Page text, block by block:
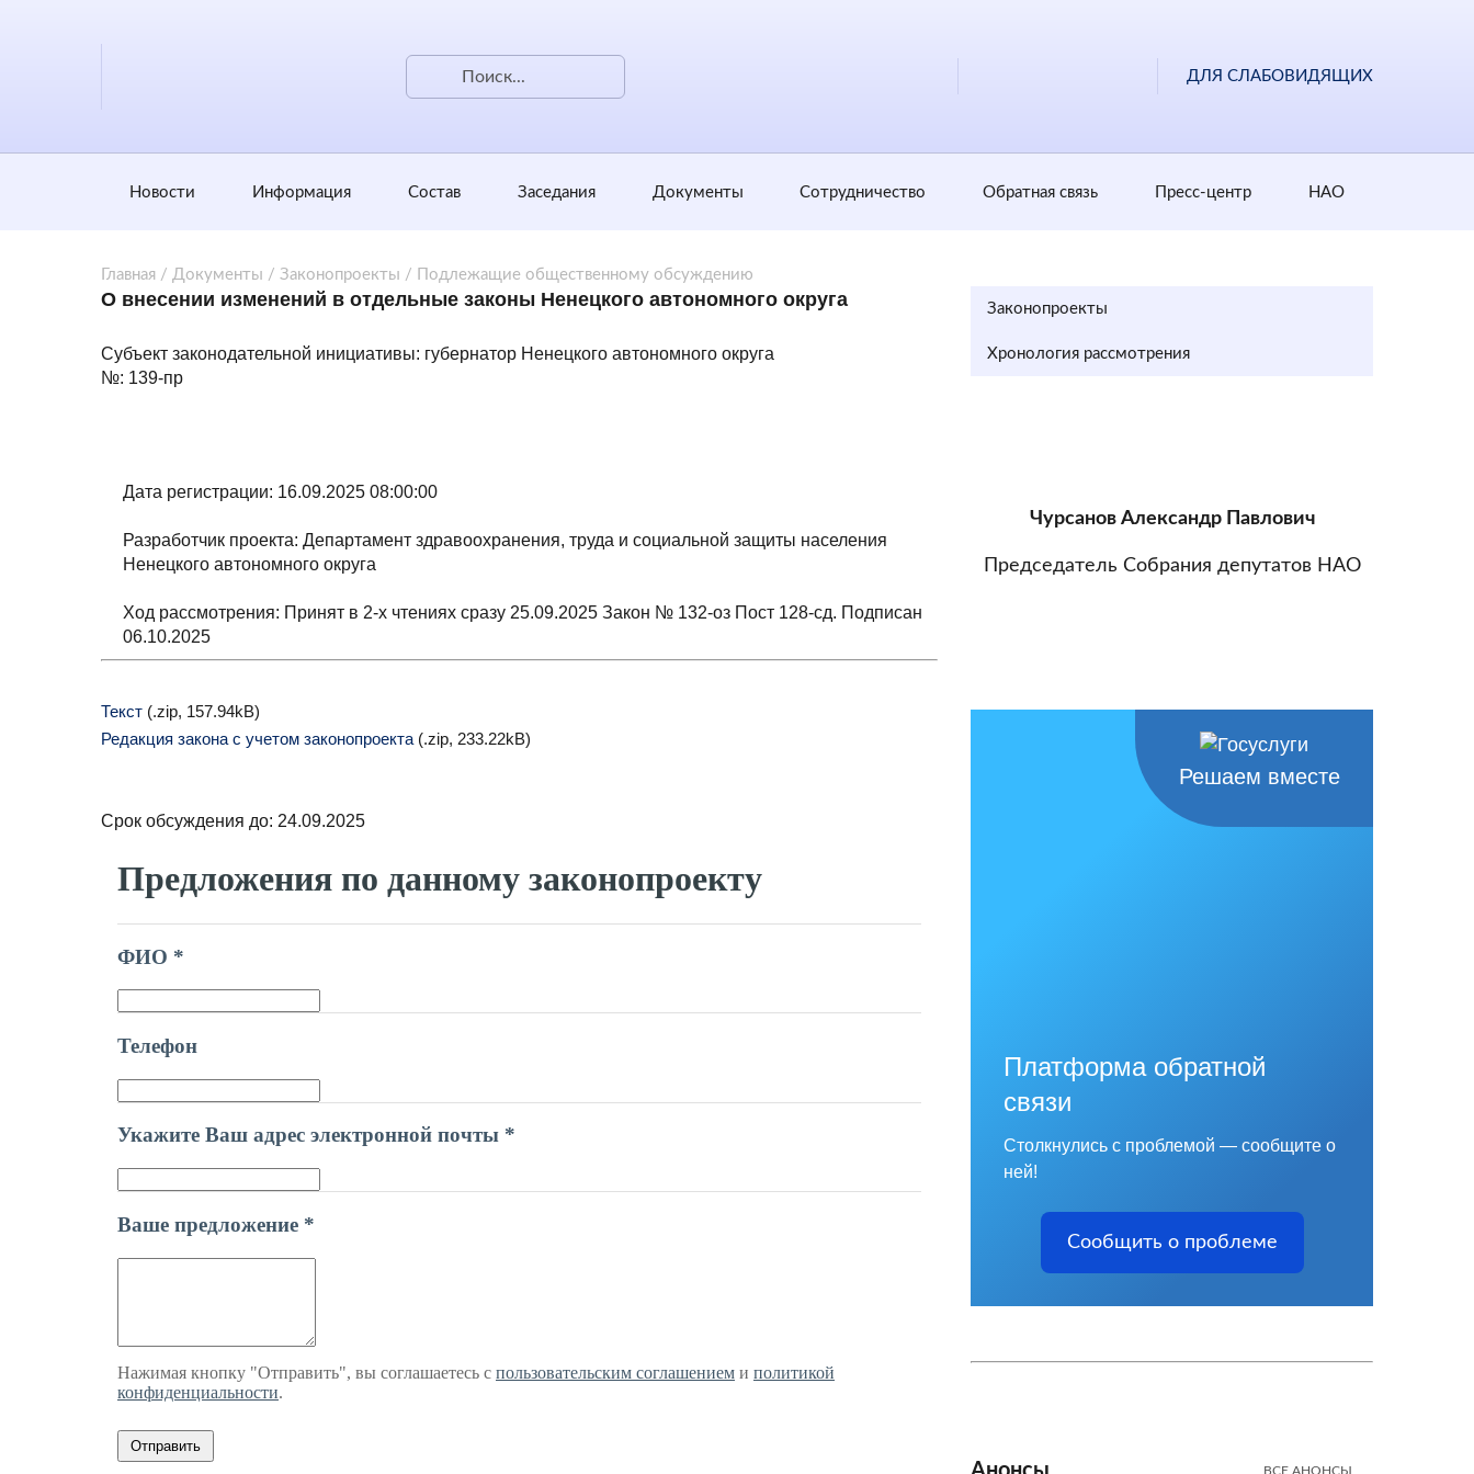
ДЛЯ СЛАБОВИДЯЩИХ
Новости Информация Состав Заседания Документы Сотрудничество Обратная cвязь Пресс-центр НАО
Главная / Документы / Законопроекты / Подлежащие общественному обсуждению
О внесении изменений в отдельные законы Ненецкого автономного округа
Субъект законодательной инициативы: губернатор Ненецкого автономного округа
№: 139-пр
Дата регистрации: 16.09.2025 08:00:00
Разработчик проекта: Департамент здравоохранения, труда и социальной защиты населения
Ненецкого автономного округа
Ход рассмотрения: Принят в 2-х чтениях сразу 25.09.2025 Закон № 132-оз Пост 128-сд. Подписан
06.10.2025
Текст (.zip, 157.94kB)
Редакция закона с учетом законопроекта (.zip, 233.22kB)
Срок обсуждения до: 24.09.2025
Законопроекты
Хронология рассмотрения
Чурсанов Александр Павлович
Председатель Собрания депутатов НАО
Решаем вместе
Платформа обратной
связи
Столкнулись с проблемой — сообщите о
ней!
Сообщить о проблеме
ВСЕ АНОНСЫ